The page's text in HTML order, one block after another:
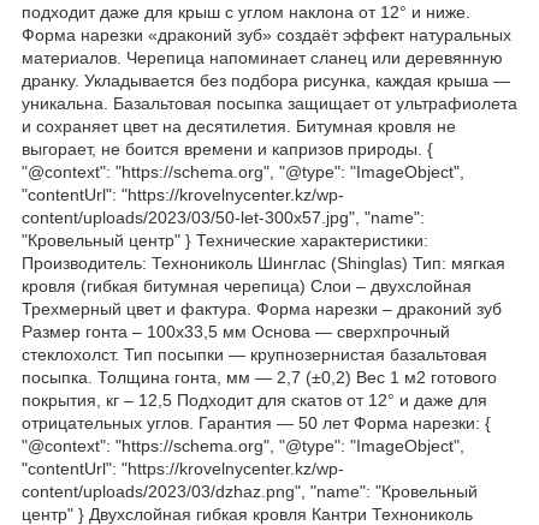
подходит даже для крыш с углом наклона от 12° и ниже.
Форма нарезки «драконий зуб» создаёт эффект натуральных
материалов. Черепица напоминает сланец или деревянную
дранку. Укладывается без подбора рисунка, каждая крыша —
уникальна. Базальтовая посыпка защищает от ультрафиолета
и сохраняет цвет на десятилетия. Битумная кровля не
выгорает, не боится времени и капризов природы. {
"@context": "https://schema.org", "@type": "ImageObject",
"contentUrl": "https://krovelnycenter.kz/wp-
content/uploads/2023/03/50-let-300x57.jpg", "name":
"Кровельный центр" } Технические характеристики:
Производитель: Технониколь Шинглас (Shinglas) Тип: мягкая
кровля (гибкая битумная черепица) Слои – двухслойная
Трехмерный цвет и фактура. Форма нарезки – драконий зуб
Размер гонта – 100х33,5 мм Основа — сверхпрочный
стеклохолст. Тип посыпки — крупнозернистая базальтовая
посыпка. Толщина гонта, мм — 2,7 (±0,2) Вес 1 м2 готового
покрытия, кг – 12,5 Подходит для скатов от 12° и даже для
отрицательных углов. Гарантия — 50 лет Форма нарезки: {
"@context": "https://schema.org", "@type": "ImageObject",
"contentUrl": "https://krovelnycenter.kz/wp-
content/uploads/2023/03/dzhaz.png", "name": "Кровельный
центр" } Двухслойная гибкая кровля Кантри Технониколь